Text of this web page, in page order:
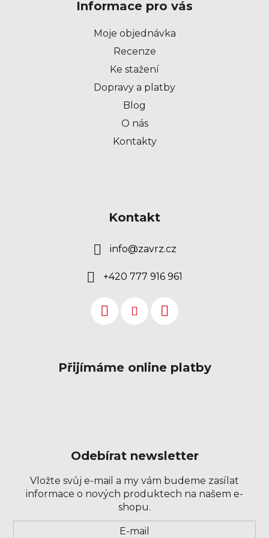
Informace pro vás
Moje objednávka
Recenze
Ke stažení
Dopravy a platby
Blog
O nás
Kontakty
Kontakt
info@zavrz.cz
+420 777 916 961
Přijímáme online platby
Odebírat newsletter
Vložte svůj e-mail a my vám budeme zasílat
informace o nových produktech na našem e-
shopu.
E-mail